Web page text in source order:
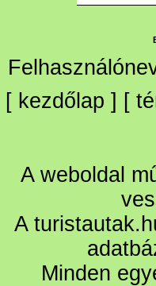
[ kezdőlap ] [
A weboldal
A
Minden